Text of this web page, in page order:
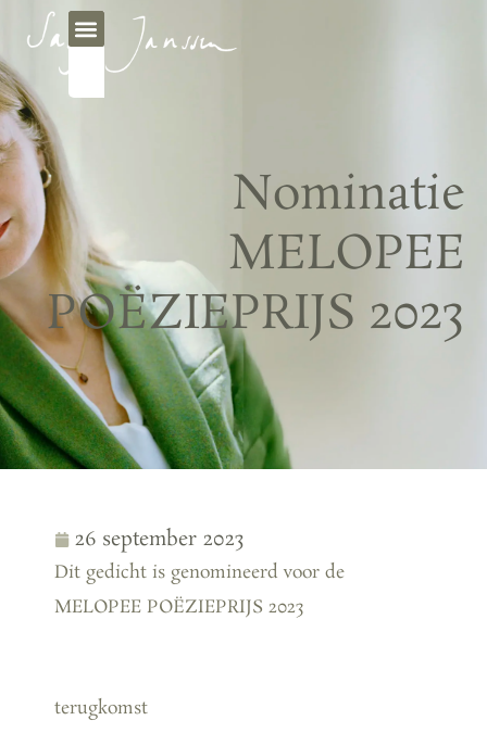
Nominatie
MELOPEE
POËZIEPRIJS 2023
26 september 2023
Dit gedicht is genomineerd voor de
MELOPEE POËZIEPRIJS 2023
terugkomst